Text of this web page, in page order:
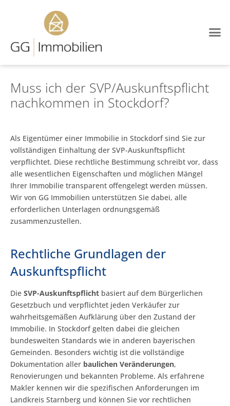
Muss ich der SVP/Auskunftspflicht
nachkommen in Stockdorf?
Als Eigentümer einer Immobilie in Stockdorf sind Sie zur
vollständigen Einhaltung der SVP-Auskunftspflicht
verpflichtet. Diese rechtliche Bestimmung schreibt vor, dass
alle wesentlichen Eigenschaften und möglichen Mängel
Ihrer Immobilie transparent offengelegt werden müssen.
Wir von GG Immobilien unterstützen Sie dabei, alle
erforderlichen Unterlagen ordnungsgemäß
zusammenzustellen.
Rechtliche Grundlagen der
Auskunftspflicht
Die SVP-Auskunftspflicht basiert auf dem Bürgerlichen
Gesetzbuch und verpflichtet jeden Verkäufer zur
wahrheitsgemäßen Aufklärung über den Zustand der
Immobilie. In Stockdorf gelten dabei die gleichen
bundesweiten Standards wie in anderen bayerischen
Gemeinden. Besonders wichtig ist die vollständige
Dokumentation aller baulichen Veränderungen,
Renovierungen und bekannten Probleme. Als erfahrene
Makler kennen wir die spezifischen Anforderungen im
Landkreis Starnberg und können Sie vor rechtlichen